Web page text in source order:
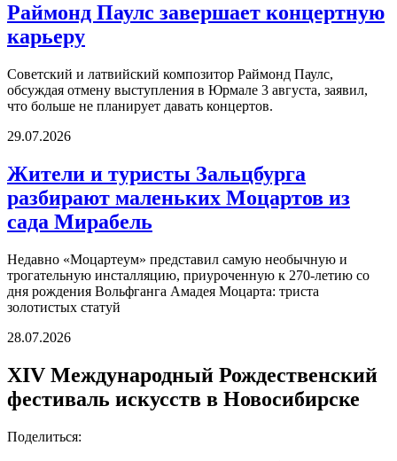
Раймонд Паулс завершает концертную
карьеру
Советский и латвийский композитор Раймонд Паулс,
обсуждая отмену выступления в Юрмале 3 августа, заявил,
что больше не планирует давать концертов.
29.07.2026
Жители и туристы Зальцбурга
разбирают маленьких Моцартов из
сада Мирабель
Недавно «Моцартеум» представил самую необычную и
трогательную инсталляцию, приуроченную к 270-летию со
дня рождения Вольфганга Амадея Моцарта: триста
золотистых статуй
28.07.2026
XIV Международный Рождественский
фестиваль искусств в Новосибирске
Поделиться: